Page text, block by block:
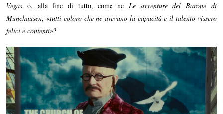
Vegas o, alla fine di tutto, come ne Le avventure del Barone di
Munchausen, «tutti coloro che ne avevano la capacità e il talento vissero
felici e contenti»?